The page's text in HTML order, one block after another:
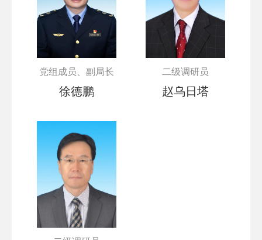
党组成员、副局长
徐德鹏
二级调研员
赵乌日塔